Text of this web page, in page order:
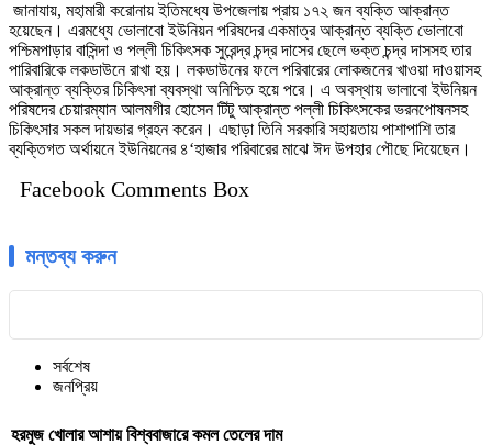
জানাযায়, মহামারী করোনায় ইতিমধ্যে উপজেলায় প্রায় ১৭২ জন ব্যক্তি আক্রান্ত
হয়েছেন। এরমধ্যে ভোলাবো ইউনিয়ন পরিষদের একমাত্র আক্রান্ত ব্যক্তি ভোলাবো
পশ্চিমপাড়ার বাসিন্দা ও পল্লী চিকিৎসক সুরেন্দ্র চন্দ্র দাসের ছেলে ভক্ত চন্দ্র দাসসহ তার
পারিবারিকে লকডাউনে রাখা হয়। লকডাউনের ফলে পরিবারের লোকজনের খাওয়া দাওয়াসহ
আক্রান্ত ব্যক্তির চিকিৎসা ব্যবস্থা অনিশ্চিত হয়ে পরে। এ অবস্থায় ভালাবো ইউনিয়ন
পরিষদের চেয়ারম্যান আলমগীর হোসেন টিটু আক্রান্ত পল্লী চিকিৎসকের ভরনপোষনসহ
চিকিৎসার সকল দায়ভার গ্রহন করেন। এছাড়া তিনি সরকারি সহায়তায় পাশাপাশি তার
ব্যক্তিগত অর্থায়নে ইউনিয়নের ৪‘হাজার পরিবারের মাঝে ঈদ উপহার পৌছে দিয়েছেন।
Facebook Comments Box
মন্তব্য করুন
সর্বশেষ
জনপ্রিয়
হরমুজ খোলার আশায় বিশ্ববাজারে কমল তেলের দাম